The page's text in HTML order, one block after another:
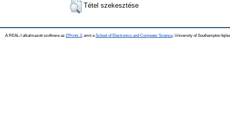
Tétel szekesztése
A REAL-I alkalmazott szoftvere az EPrints 3, amit a School of Electronics and Computer Science , University of Southampton